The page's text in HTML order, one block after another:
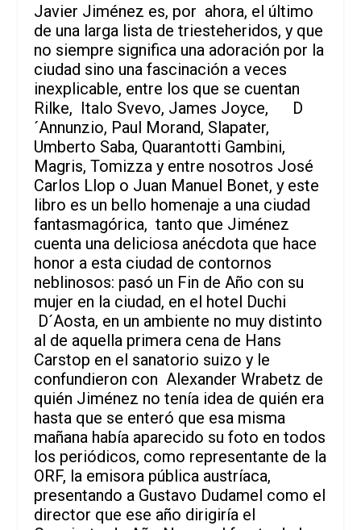
Javier Jiménez es, por ahora, el último
de una larga lista de triesteheridos, y que
no siempre significa una adoración por la
ciudad sino una fascinación a veces
inexplicable, entre los que se cuentan
Rilke, Italo Svevo, James Joyce, D
´Annunzio, Paul Morand, Slapater,
Umberto Saba, Quarantotti Gambini,
Magris, Tomizza y entre nosotros José
Carlos Llop o Juan Manuel Bonet, y este
libro es un bello homenaje a una ciudad
fantasmagórica, tanto que Jiménez
cuenta una deliciosa anécdota que hace
honor a esta ciudad de contornos
neblinosos: pasó un Fin de Año con su
mujer en la ciudad, en el hotel Duchi
D´Aosta, en un ambiente no muy distinto
al de aquella primera cena de Hans
Carstop en el sanatorio suizo y le
confundieron con Alexander Wrabetz de
quién Jiménez no tenía idea de quién era
hasta que se enteró que esa misma
mañana había aparecido su foto en todos
los periódicos, como representante de la
ORF, la emisora pública austríaca,
presentando a Gustavo Dudamel como el
director que ese año dirigiría el